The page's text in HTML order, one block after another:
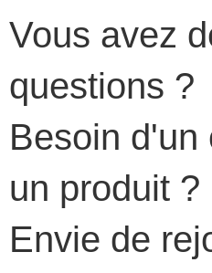
Vous avez
questions ?
Besoin d'un
un produit ?
Envie de